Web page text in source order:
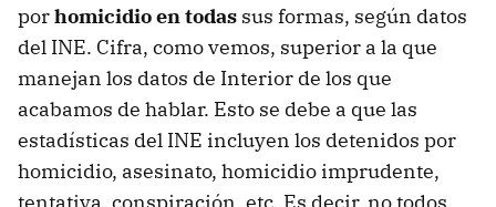
porhomicidio en todas sus formas, según datos
del INE. Cifra, como vemos, superior a la que
manejan los datos de Interior de los que
acabamos de hablar. Esto se debe a que las
estadísticas del INE incluyen los detenidos por
homicidio, asesinato, homicidio imprudente,